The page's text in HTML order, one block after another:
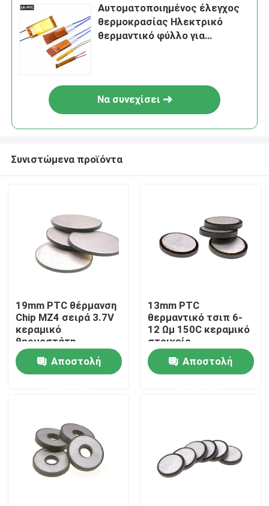
Προϊόντα
βίντεο
Επισκεψή εργοστασίου
Έλεγχος ποιότητας
Αυτοματοποιημένος έλεγχος
θερμοκρασίας Ηλεκτρικό
θερμαντικό φύλλο για
Να συνεχίσει
Συνιστώμενα προϊόντα
19mm PTC θέρμανση
Chip MZ4 σειρά 3.7V
κεραμικό
θερμοστάτη
Αποστολή
13mm PTC
θερμαντικό τσιπ 6-
12 Ωμ 150C κεραμικό
στοιχείο
Αποστολή